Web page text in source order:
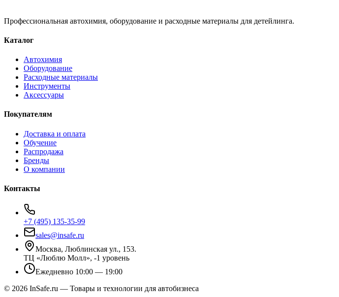
Профессиональная автохимия, оборудование и расходные материалы для детейлинга.
Каталог
Автохимия
Оборудование
Расходные материалы
Инструменты
Аксессуары
Покупателям
Доставка и оплата
Обучение
Распродажа
Бренды
О компании
Контакты
+7 (495) 135-35-99
sales@insafe.ru
Москва, Люблинская ул., 153.
ТЦ «Люблю Молл», -1 уровень
Ежедневно 10:00 — 19:00
© 2026 InSafe.ru — Товары и технологии для автобизнеса